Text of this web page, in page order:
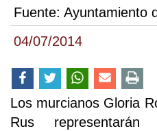
04/07/2014
Fuente: Ayuntamiento
Los murcianos Gloria
Rus